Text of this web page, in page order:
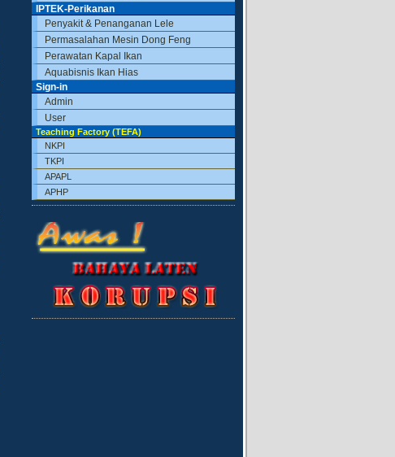
IPTEK-Perikanan
Penyakit & Penanganan Lele
Permasalahan Mesin Dong Feng
Perawatan Kapal Ikan
Aquabisnis Ikan Hias
Sign-in
Admin
User
Teaching Factory (TEFA)
NKPI
TKPI
APAPL
APHP